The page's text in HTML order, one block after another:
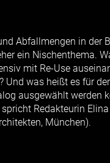
Abfallmengen in der
ein Nischenthema.
mit Re-Use
Und was heißt es für
ausgewählt werden
Redakteurin
München).